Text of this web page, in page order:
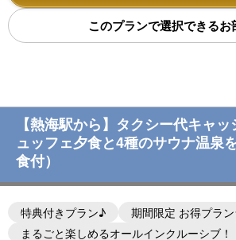
このプランで選択できるお
【熱海駅から】タクシー代キャ
ュッフェ夕食と4種のサウナ温泉
食付）
特典付きプラン♪
期間限定 お得プラ
まるごと楽しめるオールインクルーシブ！